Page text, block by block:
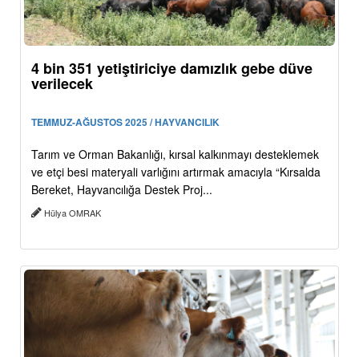
4 bin 351 yetiştiriciye damızlık gebe düve
verilecek
TEMMUZ-AĞUSTOS 2025 / HAYVANCILIK
Tarım ve Orman Bakanlığı, kırsal kalkınmayı desteklemek
ve etçi besi materyali varlığını artırmak amacıyla “Kırsalda
Bereket, Hayvancılığa Destek Proj...
Hülya OMRAK